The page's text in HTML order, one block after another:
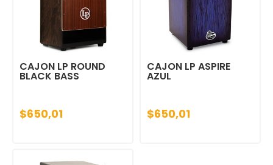
CAJON LP ROUND
BLACK BASS
$650,01
CAJON LP ASPIRE
AZUL
$650,01